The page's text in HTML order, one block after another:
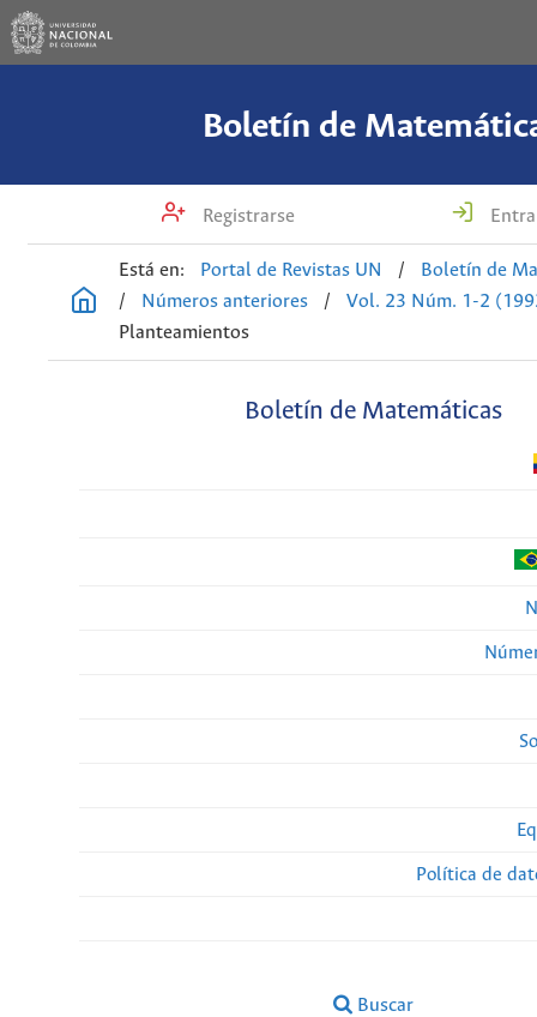
Boletín de
Registrarse
Está en: Portal de Revistas UN /
Boletín de
/
Números anteriores /
Vol. 23 Núm. 1-2
Planteamientos
Boletín de Matemáticas
Política de
Buscar